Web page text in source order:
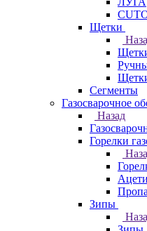
Щетки
Сегменты
Газосварочное
Назад
Горелки
Зипы